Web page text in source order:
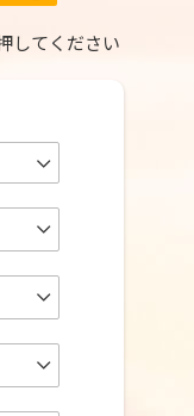
してください